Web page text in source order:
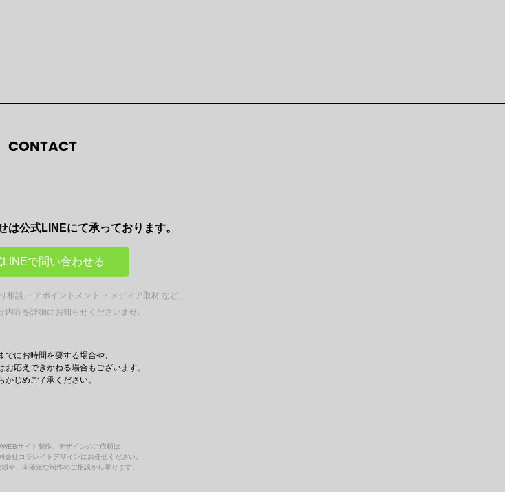
CONTACT
は公式LINEにて承っております。
LINEで問い合わせる
相談 ・アポイントメント ・メディア取材 など、
内容を詳細にお知らせくださいませ。
でにお時間を要する場合や、
お応えできかねる場合もございます。
かじめご了承ください。
サイト制作、デザインのご依頼は、
会社コラレイトデザインにお任せください。
や、未確定な制作のご相談から承ります。